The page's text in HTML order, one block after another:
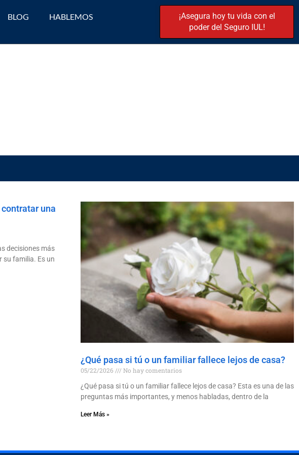
BLOG HABLEMOS
¡Asegura hoy tu vida con el
poder del Seguro IUL!
una
decisiones más
su familia. Es un
¿Qué pasa si tú o un familiar fallece lejos de casa?
05/22/2026
No hay comentarios
¿Qué pasa si tú o un familiar fallece lejos de casa? Esta es una de las
preguntas más importantes, y menos habladas, dentro de la
Leer Más »